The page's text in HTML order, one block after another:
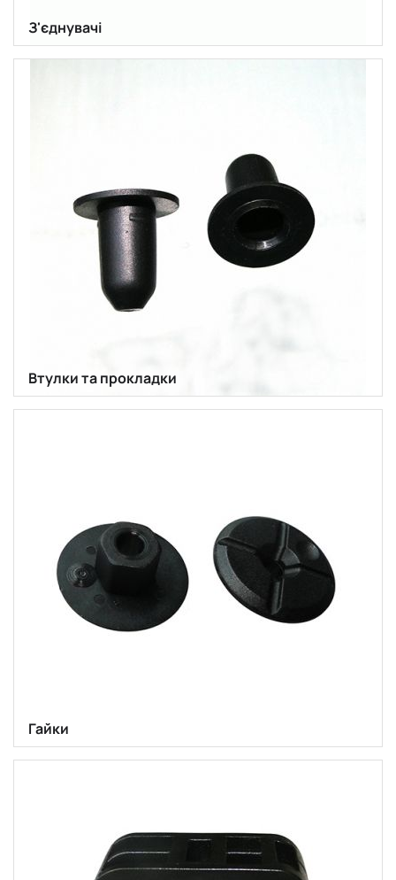
З'єднувачі
Втулки та прокладки
Гайки